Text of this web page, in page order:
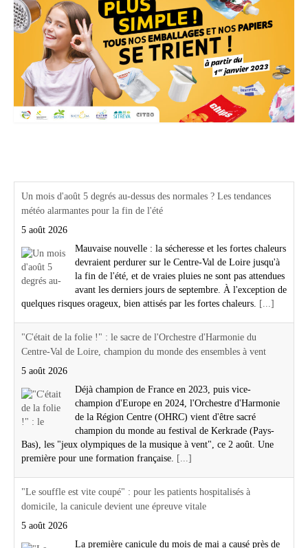
Un mois d'août 5 degrés au-dessus des normales ? Les tendances
météo alarmantes pour la fin de l'été
5 août 2026
Mauvaise nouvelle : la sécheresse et les fortes chaleurs
devraient perdurer sur le Centre-Val de Loire jusqu'à
la fin de l'été, et de vraies pluies ne sont pas attendues
avant les derniers jours de septembre. À l'exception de
quelques risques orageux, bien attisés par les fortes chaleurs. [...]
"C'était de la folie !" : le sacre de l'Orchestre d'Harmonie du
Centre-Val de Loire, champion du monde des ensembles à vent
5 août 2026
Déjà champion de France en 2023, puis vice-
champion d'Europe en 2024, l'Orchestre d'Harmonie
de la Région Centre (OHRC) vient d'être sacré
champion du monde au festival de Kerkrade (Pays-
Bas), les "jeux olympiques de la musique à vent", ce 2 août. Une
première pour une formation française. [...]
"Le souffle est vite coupé" : pour les patients hospitalisés à
domicile, la canicule devient une épreuve vitale
5 août 2026
La première canicule du mois de mai a causé près de